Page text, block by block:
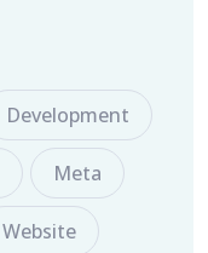
Development
Meta
Website